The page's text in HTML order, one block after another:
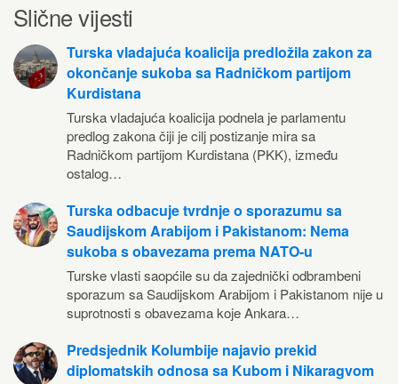
Slične vijesti
Turska vladajuća koalicija predložila zakon za
okončanje sukoba sa Radničkom partijom
Kurdistana
Turska vladajuća koalicija podnela je parlamentu
predlog zakona čiji je cilj postizanje mira sa
Radničkom partijom Kurdistana (PKK), između
ostalog…
Turska odbacuje tvrdnje o sporazumu sa
Saudijskom Arabijom i Pakistanom: Nema
sukoba s obavezama prema NATO-u
Turske vlasti saopćile su da zajednički odbrambeni
sporazum sa Saudijskom Arabijom i Pakistanom nije u
suprotnosti s obavezama koje Ankara…
Predsjednik Kolumbije najavio prekid
diplomatskih odnosa sa Kubom i Nikaragvom